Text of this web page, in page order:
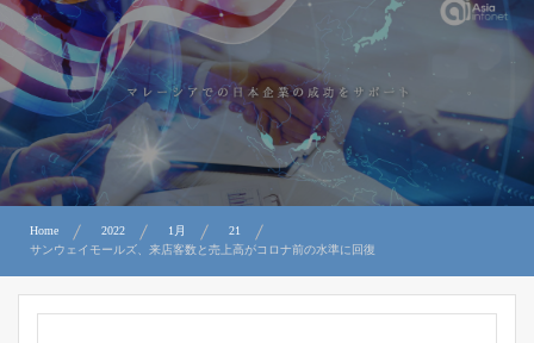
労務サービス
プライバシーポリシー及び著作権について
お問合せ
Home 2022 1月
21
サンウェイモールズ、来店客数と売上高がコロナ前の水準に回復